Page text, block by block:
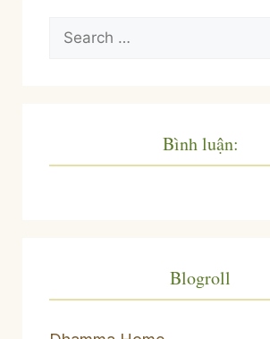
Search
Bình luận:
Blogroll